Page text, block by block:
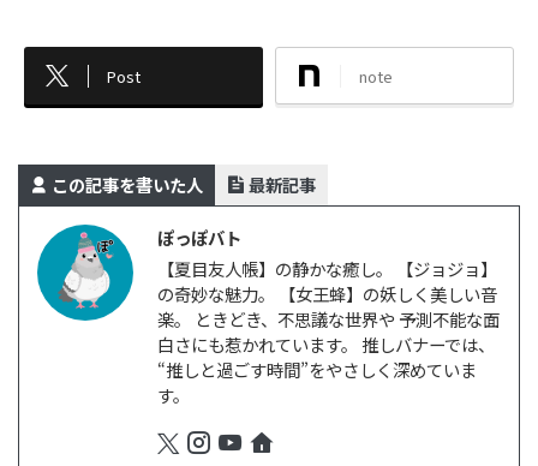
Post note
この記事を書いた人 最新記事
ぽっぽバト
【夏目友人帳】の静かな癒し。 【ジョジョ】
の奇妙な魅力。 【女王蜂】の妖しく美しい音
楽。 ときどき、不思議な世界や 予測不能な面
白さにも惹かれています。 推しバナーでは、
“推しと過ごす時間”をやさしく深めていま
す。